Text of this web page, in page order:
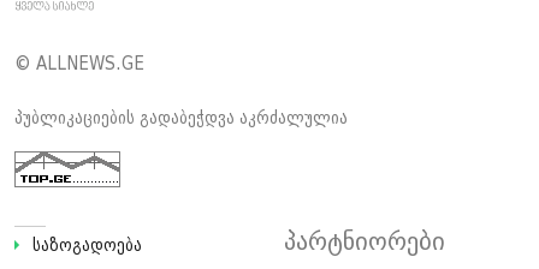
© ALLNEWS.GE
პუბლიკაციების გადაბეჭდვა აკრძალულია
საზოგადოება
პარტნიორები